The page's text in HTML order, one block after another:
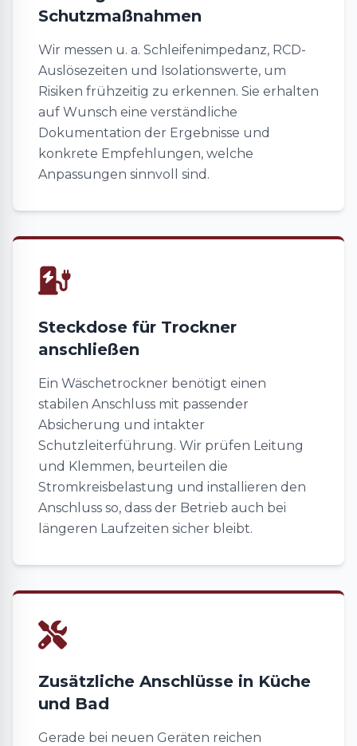
Schutzmaßnahmen
Wir messen u. a. Schleifenimpedanz, RCD-
Auslösezeiten und Isolationswerte, um
Risiken frühzeitig zu erkennen. Sie erhalten
auf Wunsch eine verständliche
Dokumentation der Ergebnisse und
konkrete Empfehlungen, welche
Anpassungen sinnvoll sind.
Steckdose für Trockner
anschließen
Ein Wäschetrockner benötigt einen
stabilen Anschluss mit passender
Absicherung und intakter
Schutzleiterführung. Wir prüfen Leitung
und Klemmen, beurteilen die
Stromkreisbelastung und installieren den
Anschluss so, dass der Betrieb auch bei
längeren Laufzeiten sicher bleibt.
Zusätzliche Anschlüsse in Küche
und Bad
Gerade bei neuen Geräten reichen